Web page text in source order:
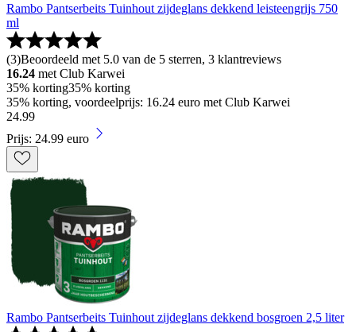
Rambo Pantserbeits Tuinhout zijdeglans dekkend leisteengrijs 750
ml
(3)Beoordeeld met 5.0 van de 5 sterren, 3 klantreviews
16.24 met Club Karwei
35% korting35% korting
35% korting, voordeelprijs: 16.24 euro met Club Karwei
24.99
Prijs: 24.99 euro
Rambo Pantserbeits Tuinhout zijdeglans dekkend bosgroen 2,5 liter